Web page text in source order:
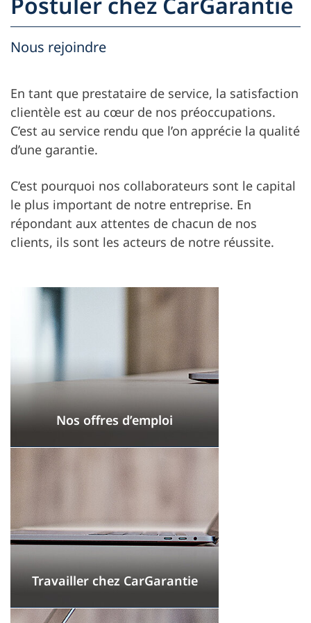
Nous rejoindre
En tant que prestataire de service, la satisfaction
clientèle est au cœur de nos préoccupations.
C’est au service rendu que l’on apprécie la qualité
d’une garantie.
C’est pourquoi nos collaborateurs sont le capital
le plus important de notre entreprise. En
répondant aux attentes de chacun de nos
clients, ils sont les acteurs de notre réussite.
Nos offres d’emploi
Travailler chez CarGarantie